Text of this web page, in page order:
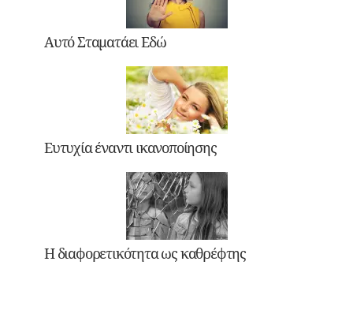
Αυτό Σταματάει Εδώ
Ευτυχία έναντι ικανοποίησης
Η διαφορετικότητα ως καθρέφτης